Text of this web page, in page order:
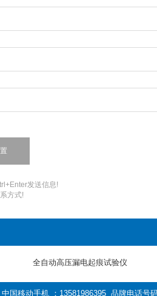
发送信息!
方式!
全自动高压漏电起痕试验仪
国移动手机 ：13581986395 品牌电话号